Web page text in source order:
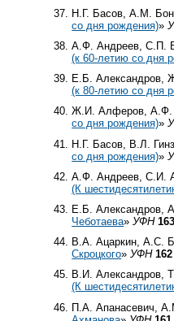
Н.Г. Басов, А.М.
со дня рождения)»
А.Ф. Андреев, С.П.
(к60-летию со дня
Е.Б. Александров,
(к80-летию со дня
Ж.И. Алферов, А.Ф.
со дня рождения)»
Н.Г. Басов, В.Л.
со дня рождения)»
А.Ф. Андреев, С.И.
(К
Е.Б. Александров,
Чеботаева»УФН 163
В.А. Ацаркин, А.С.
Скроцкого»УФН 162
В.И. Александров,
(К
П.А. Апанасевич,